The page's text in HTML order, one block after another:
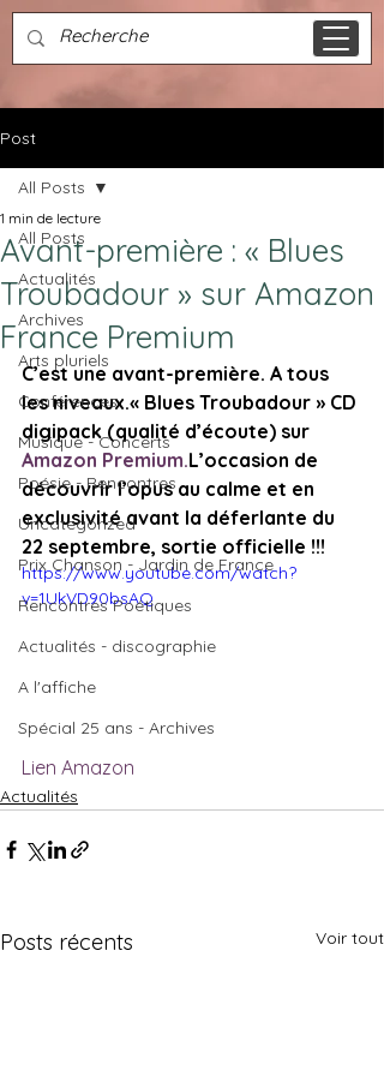
Post
All Posts
Actualités
Archives
Arts pluriels
Conférences
Musique - Concerts
Poésie - Rencontres
Uncategorized
Prix Chanson - Jardin de France
Rencontres Poétiques
Actualités - discographie
A l'affiche
Spécial 25 ans - Archives
All Posts
Avant-première : « Blues
Troubadour » sur Amazon
France Premium
1 min de lecture
C’est une avant-première. A tous
les niveaux.« Blues Troubadour » CD
digipack (qualité d’écoute) sur
Amazon Premium.L’occasion de
découvrir l’opus au calme et en
exclusivité avant la déferlante du
22 septembre, sortie officielle !!!
https://www.youtube.com/watch?
v=1UkVD90bsAQ
Lien Amazon
Actualités
Posts récents Voir tout